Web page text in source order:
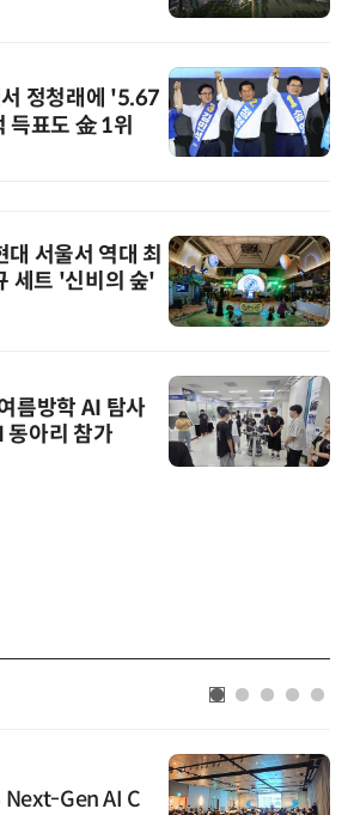
정청래에 '5.67
표도 金 1위
서울서 역대 최
세트 '신비의 숲'
름방학 AI 탐사
대' 운영…10개 AI 동아리 참가
Next-Gen AI C